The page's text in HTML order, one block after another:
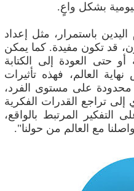
بشكل واعٍ.
باستمرار، مثل إعداد
قد تكون مفيدة. كما يمكن
حتى العودة إلى الكتابة
العالم، فهذه تأثيرات
محدودة على مستوى الفرد،
إلى تراجع القدرات الفكرية
المرتبط بالواقع،
مع العالم من حولنا".